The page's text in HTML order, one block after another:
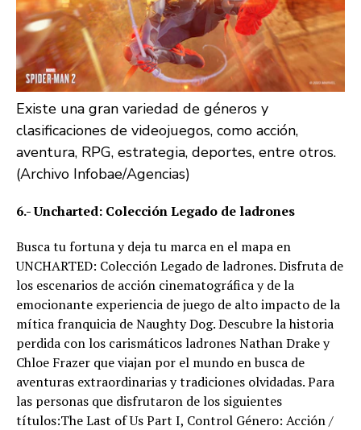
Existe una gran variedad de géneros y
clasificaciones de videojuegos, como acción,
aventura, RPG, estrategia, deportes, entre otros.
(Archivo Infobae/Agencias)
6.- Uncharted: Colección Legado de ladrones
Busca tu fortuna y deja tu marca en el mapa en
UNCHARTED: Colección Legado de ladrones. Disfruta de
los escenarios de acción cinematográfica y de la
emocionante experiencia de juego de alto impacto de la
mítica franquicia de Naughty Dog. Descubre la historia
perdida con los carismáticos ladrones Nathan Drake y
Chloe Frazer que viajan por el mundo en busca de
aventuras extraordinarias y tradiciones olvidadas. Para
las personas que disfrutaron de los siguientes
títulos:The Last of Us Part I, Control Género: Acción /